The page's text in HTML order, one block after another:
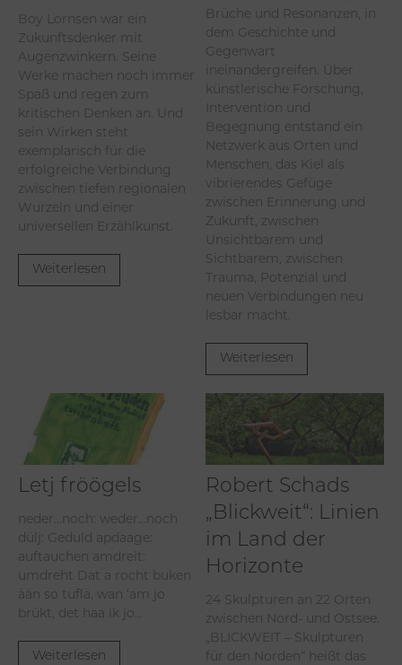
Boy Lornsen war ein
Zukunftsdenker mit
Augenzwinkern. Seine
Werke machen noch immer
Spaß und regen zum
kritischen Denken an. Und
sein Wirken steht
exemplarisch für die
erfolgreiche Verbindung
zwischen tiefen regionalen
Wurzeln und einer
universellen Erzählkunst.
Weiterlesen
Brüche und Resonanzen, in
dem Geschichte und
Gegenwart
ineinandergreifen. Über
künstlerische Forschung,
Intervention und
Begegnung entstand ein
Netzwerk aus Orten und
Menschen, das Kiel als
vibrierendes Gefüge
zwischen Erinnerung und
Zukunft, zwischen
Unsichtbarem und
Sichtbarem, zwischen
Trauma, Potenzial und
neuen Verbindungen neu
lesbar macht.
Weiterlesen
Letj fröögels
neder…noch: weder…noch
dülj: Geduld apdaage:
auftauchen amdreit:
umdreht Dat a rocht buken
ään so tuflä, wan ‘am jo
brükt, det haa ik jo...
Weiterlesen
Robert Schads
„Blickweit“: Linien
im Land der
Horizonte
24 Skulpturen an 22 Orten
zwischen Nord- und Ostsee.
„BLICKWEIT – Skulpturen
für den Norden“ heißt das